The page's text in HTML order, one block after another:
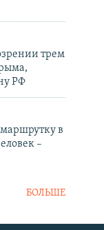
трем
РФ
в
–
БОЛЬШЕ